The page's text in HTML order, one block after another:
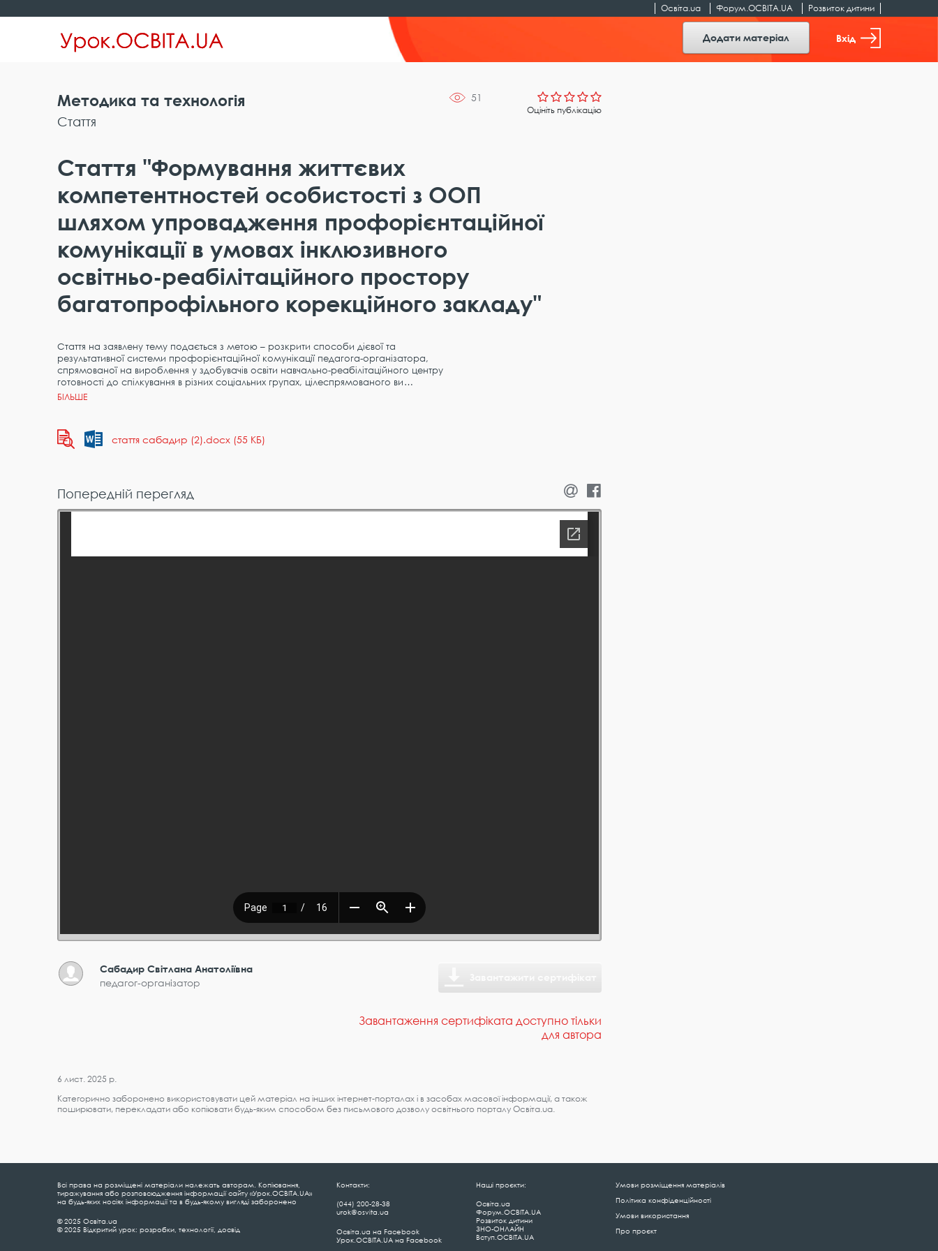
Освіта.ua Форум.ОСВІТА.UA Розвиток дитини
Додати матеріал Вхід
51
Оцініть публікацію
Методика та технологія
Стаття
Стаття "Формування життєвих
компетентностей особистості з ООП
шляхом упровадження профорієнтаційної
комунікації в умовах інклюзивного
освітньо-реабілітаційного простору
багатопрофільного корекційного закладу"
Стаття на заявлену тему подається з метою – розкрити способи дієвої та
результативної системи профорієнтаційної комунікації педагога-організатора,
спрямованої на вироблення у здобувачів освіти навчально-реабілітаційного центру
готовності до спілкування в різних соціальних групах, цілеспрямованого ви
стаття сабадир (2).docx (55 КБ)
Попередній перегляд
Сабадир Світлана Анатоліївна
педагог-організатор
Завантаження сертифіката доступно тільки
для автора
6 лист. 2025 р.
Категорично заборонено використовувати цей матеріал на інших інтернет-порталах і в засобах масової інформації, а також
поширювати, перекладати або копіювати будь-яким способом без письмового дозволу освітнього порталу Освіта.ua.
Всі права на розміщені матеріали належать авторам. Копіювання,
тиражування або розповсюдження інформації сайту «Урок.ОСВІТА.UA»
на будь-яких носіях інформації та в будь-якому вигляді заборонено
© 2025 Освіта.ua
© 2025 Відкритий урок: розробки, технології, досвід
Контакти:
(044) 200-28-38
urok@osvita.ua
Освіта.ua на Facebook
Урок.ОСВІТА.UA на Facebook
Наші проєкти:
Освіта.ua
Форум.ОСВІТА.UA
Розвиток дитини
ЗНО-ОНЛАЙН
Вступ.ОСВІТА.UA
Умови розміщення матеріалів
Політика конфіденційності
Умови використання
Про проєкт